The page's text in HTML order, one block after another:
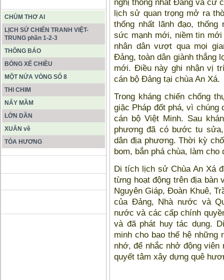
CHÙM THƠ AI
LỊCH SỬ CHIẾN TRANH VIỆT-
TRUNG phần 1-2-3
THÔNG BÁO
BÓNG XẾ CHIỀU
MỘT NỬA VÒNG SỐ 8
THI CHIM
NẨY MẦM
LỚN DẦN
XUÂN về
TỎA HƯƠNG
nghị thống nhất Đảng và cử
lịch sử quan trọng mở ra
thống nhất lãnh đạo, thống
sức mạnh mới, niềm tin
nhân dân vượt qua mọi
Đảng, toàn dân giành thắng
mới. Điều này ghi nhận vị
cán bộ Đảng tại chùa An Xá.
Trong kháng chiến chống
giặc Pháp đốt phá, vì chúng
cán bộ Việt Minh. Sau
phương đã có bước tu
dân địa phương. Thời kỳ
bom, bắn phá chùa, làm
Di tích lịch sử Chùa An Xá
từng hoạt động trên địa bàn
Nguyên Giáp, Đoàn Khuê,
của Đảng, Nhà nước và
nước và các cấp chính
và đã phát huy tác dụng.
minh cho bao thế hệ
nhớ, để nhắc nhở động viên
quyết tâm xây dựng quê